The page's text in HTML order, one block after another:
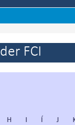
FCI
H I Í J